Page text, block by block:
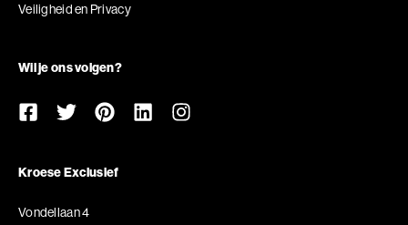
Veiligheid en Privacy
Wil je ons volgen?
Kroese Exclusief
Vondellaan 4